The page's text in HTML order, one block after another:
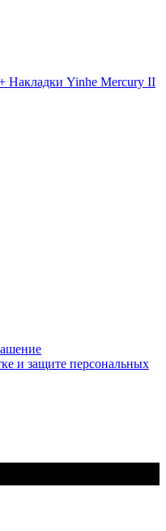
Накладки Yinhe Mercury II
и защите персональных